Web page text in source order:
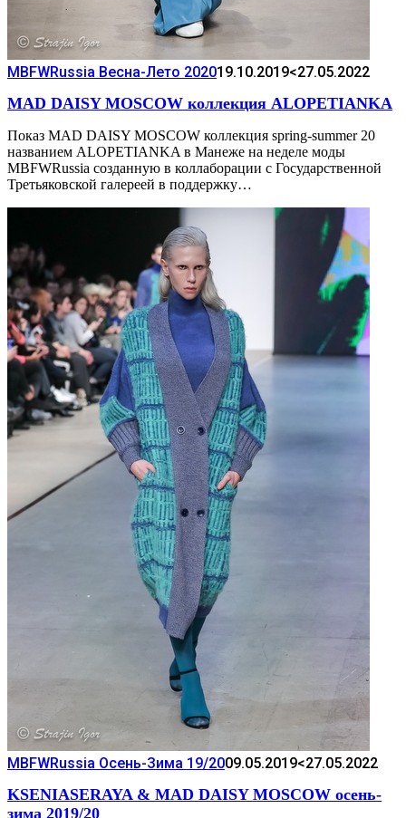
MBFWRussia Весна-Лето 202019.10.2019<27.05.2022
MAD DAISY MOSCOW коллекция ALOPETIANKA
Показ MAD DAISY MOSCOW коллекция spring-summer 20
названием ALOPETIANKA в Манеже на неделе моды
MBFWRussia созданную в коллаборации с Государственной
Третьяковской галереей в поддержку…
MBFWRussia Осень-Зима 19/2009.05.2019<27.05.2022
KSENIASERAYA & MAD DAISY MOSCOW осень-
зима 2019/20